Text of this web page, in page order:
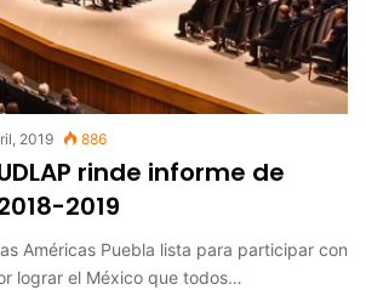
2019 886
rinde informe de
2019
Américas Puebla lista para participar con
lograr el México que todos…